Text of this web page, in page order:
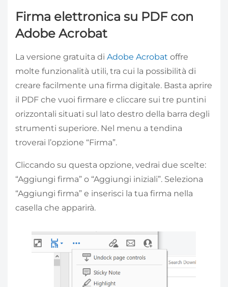
Firma elettronica su PDF con
Adobe Acrobat
La versione gratuita di Adobe Acrobat offre
molte funzionalità utili, tra cui la possibilità di
creare facilmente una firma digitale. Basta aprire
il PDF che vuoi firmare e cliccare sui tre puntini
orizzontali situati sul lato destro della barra degli
strumenti superiore. Nel menu a tendina
troverai l’opzione “Firma”.
Cliccando su questa opzione, vedrai due scelte:
“Aggiungi firma” o “Aggiungi iniziali”. Seleziona
“Aggiungi firma” e inserisci la tua firma nella
casella che apparirà.